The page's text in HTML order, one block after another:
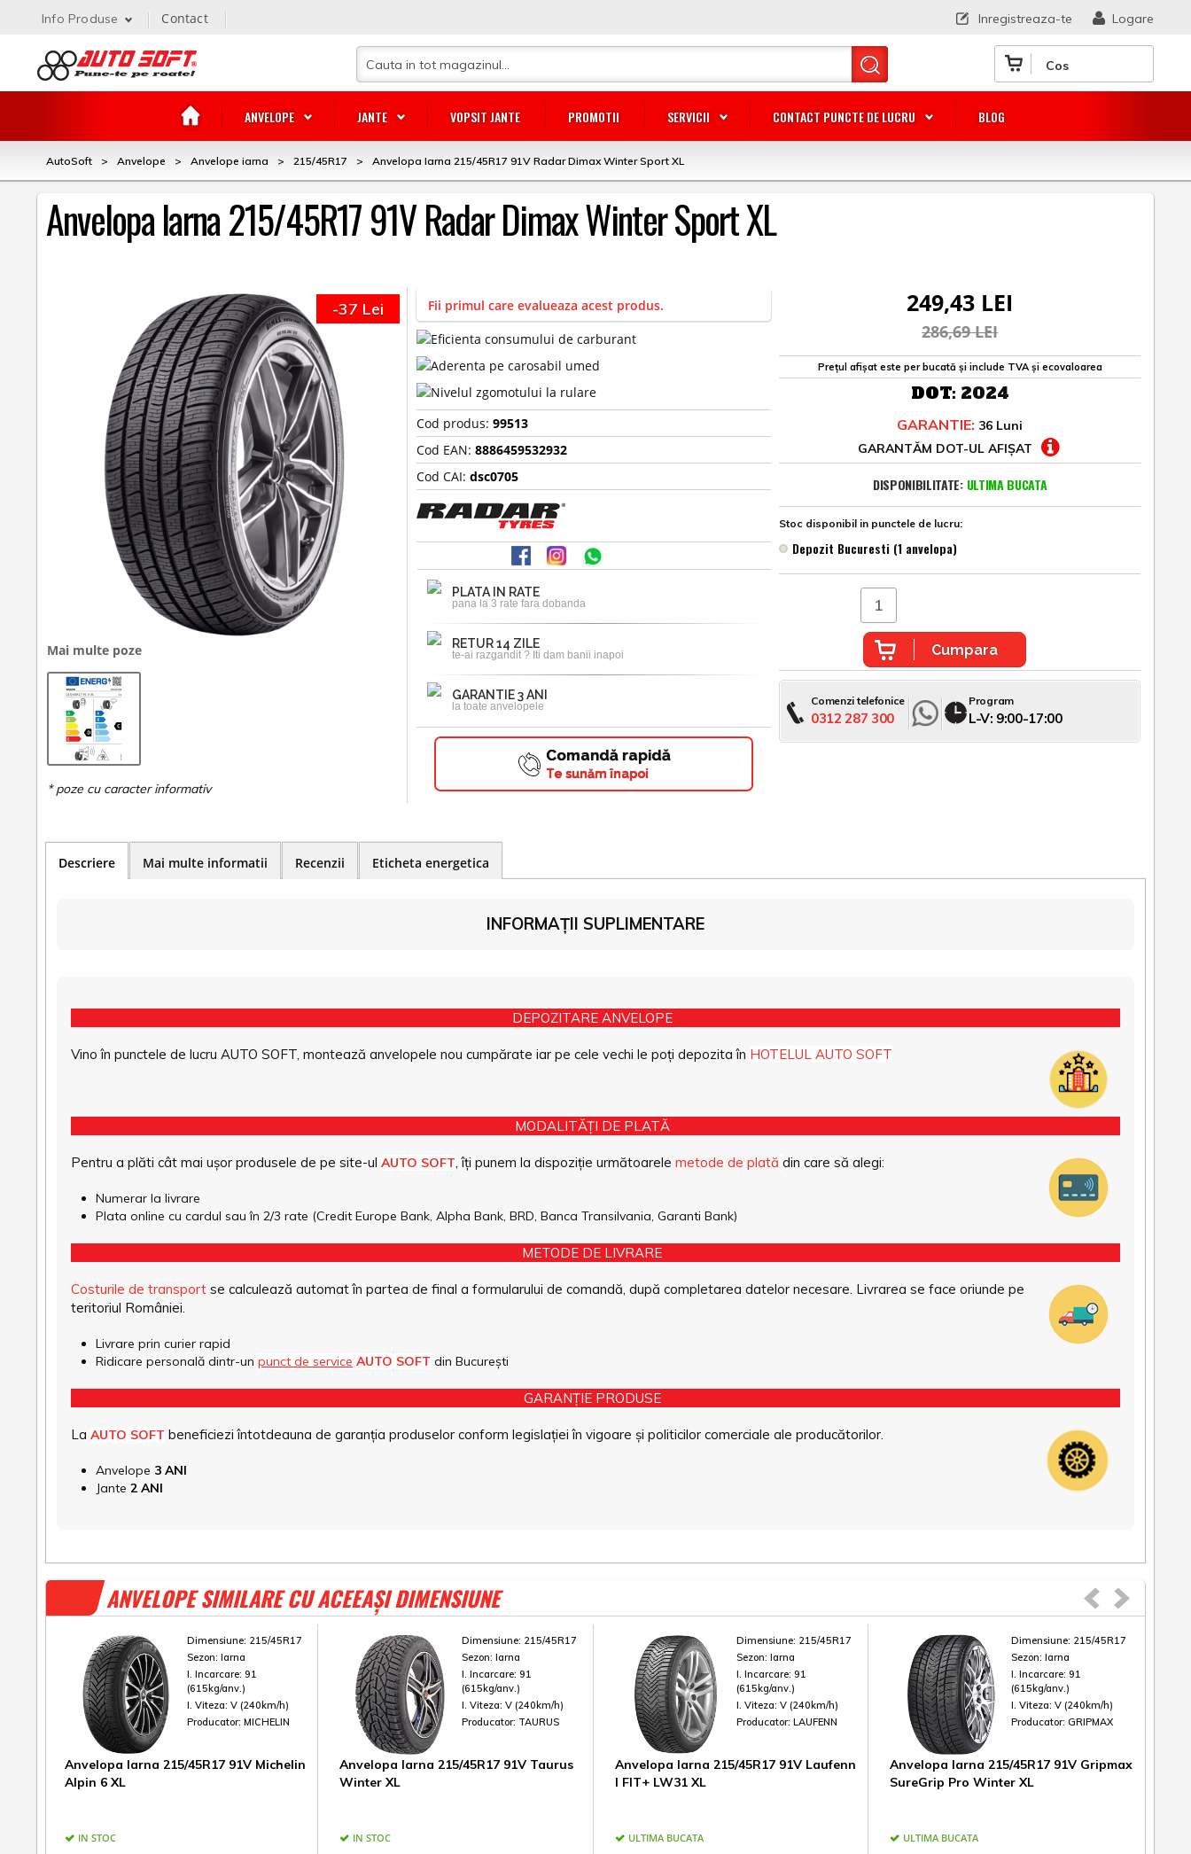
Cos
ANVELOPE JANTE VOPSIT JANTE PROMOTII SERVICII CONTACT PUNCTE DE LUCRU BLOG
Logare
Inregistreaza-te
Info Produse Contact
AutoSoft > Anvelope > Anvelope iarna > 215/45R17 > Anvelopa Iarna 215/45R17 91V Radar Dimax Winter Sport XL
Anvelopa Iarna 215/45R17 91V Radar Dimax Winter Sport XL
Mai multe poze
-37 Lei Fii primul care evalueaza acest produs.
Cod produs:99513
Cod EAN:8886459532932
Cod CAI:dsc0705
PLATA IN RATE
pana la 3 rate fara dobanda
RETUR 14 ZILE
te-ai razgandit ? Iti dam banii inapoi
GARANTIE 3 ANI
la toate anvelopele
Comandă rapidă
Te sunăm înapoi
249,43 LEI
286,69 LEI
Prețul afișat este per bucată și include TVA și ecovaloarea
DOT: 2024
GARANTIE: 36 Luni
GARANTĂM DOT-UL AFIȘAT
DISPONIBILITATE: ULTIMA BUCATA
Stoc disponibil in punctele de lucru:
Depozit Bucuresti (1 anvelopa)
Cumpara
Comenzi telefonice
0312 287 300
Program
L-V: 9:00-17:00
Descriere Mai multe informatii Recenzii Eticheta energetica
INFORMAȚII SUPLIMENTARE
DEPOZITARE ANVELOPE
Vino în punctele de lucru AUTO SOFT, montează anvelopele nou cumpărate iar pe cele vechi le poți depozita în HOTELUL AUTO SOFT
MODALITĂȚI DE PLATĂ
Pentru a plăti cât mai ușor produsele de pe site-ul AUTO SOFT, îți punem la dispoziție următoarele metode de plată din care să alegi:
Numerar la livrare
Plata online cu cardul sau în 2/3 rate (Credit Europe Bank, Alpha Bank, BRD, Banca Transilvania, Garanti Bank)
METODE DE LIVRARE
Costurile de transport se calculează automat în partea de final a formularului de comandă, după completarea datelor necesare. Livrarea se face oriunde pe
teritoriul României.
Livrare prin curier rapid
Ridicare personală dintr-un punct de service AUTO SOFT din București
GARANȚIE PRODUSE
La AUTO SOFT beneficiezi întotdeauna de garanția produselor conform legislației în vigoare și politicilor comerciale ale producătorilor.
Anvelope 3 ANI
Jante 2 ANI
ANVELOPE SIMILARE CU ACEEAȘI DIMENSIUNE
Dimensiune: 215/45R17
Sezon: Iarna
I. Incarcare: 91
(615kg/anv.)
I. Viteza: V (240km/h)
Producator: MICHELIN
Anvelopa Iarna 215/45R17 91V Michelin
Alpin 6 XL
IN STOC
Dimensiune: 215/45R17
Sezon: Iarna
I. Incarcare: 91
(615kg/anv.)
I. Viteza: V (240km/h)
Producator: TAURUS
Anvelopa Iarna 215/45R17 91V Taurus
Winter XL
IN STOC
Dimensiune: 215/45R17
Sezon:Iarna
I. Incarcare:91
(615kg/anv.)
I. Viteza:V (240km/h)
Producator:LAUFENN
Anvelopa Iarna 215/45R17 91V Laufenn
I FIT+ LW31 XL
ULTIMA BUCATA
Dimensiune: 215/45R17
Sezon:Iarna
I. Incarcare:91
(615kg/anv.)
I. Viteza:V (240km/h)
Producator:GRIPMAX
Anvelopa Iarna 215/45R17 91V Gripmax
SureGrip Pro Winter XL
ULTIMA BUCATA